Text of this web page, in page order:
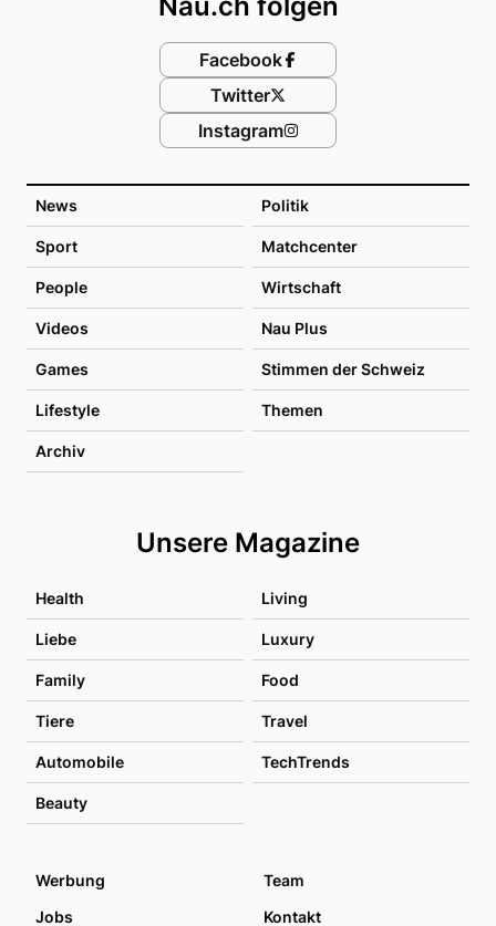
News Politik
Sport Matchcenter
People Wirtschaft
Videos Nau Plus
Games Stimmen der Schweiz
Lifestyle Themen
Archiv
Unsere Magazine
Health Living
Liebe Luxury
Family Food
Tiere Travel
Automobile TechTrends
Beauty
Facebook
Twitter
Instagram
Werbung
Team
Jobs
Kontakt